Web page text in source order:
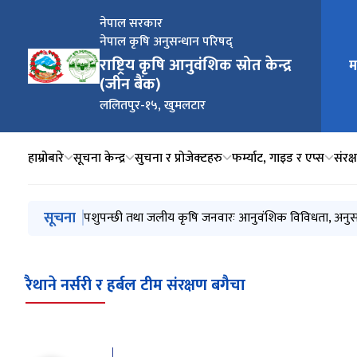
नेपाल सरकार
नेपाल कृषि अनुसन्धान परिषद्
राष्ट्रिय कृषि आनुवंशिक स्रोत केन्द्र
(जीन बैंक)
ललितपुर-१५, खुमलटार
मुख्य
हाम्रोबारे सूचना केन्द्र सुचना र प्रोजेक्टहरु फर्म्याट, गाइड र एप्स
मुख्य नेभिगेसनमा जानुहोस्
सूचना नेपाल जिन बैंक
पशुपन्छी तथा जलीय कृषि जनवारः आनुवंशिक विविधता,
कृषि जैविक विविधता कृषकको धन, गरौ यसको सुधार-
International Year of Millets 2023
राष्ट्रिय कृषि जैविक विविधता बर्ष २०७९
रैथाने नर्सरी र हर्बल टीम संरक्षण बगैचा